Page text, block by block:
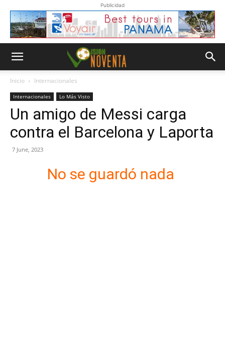
Publicidad
Inicio Internacionales
Internacionales Lo Más Visto
Un amigo de Messi carga
contra el Barcelona y Laporta
7 June, 2023
No se guardó nada